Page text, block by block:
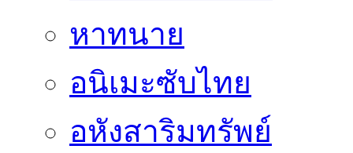
หาทนาย
อนิเมะซับไทย
อหังสาริมทรัพย์